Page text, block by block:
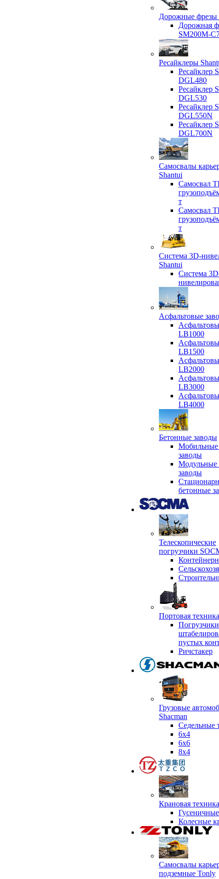
Дорожные фрезы
Дорожная
SM200M-
Ресайклеры
Ресайклер
DGL480
Ресайклер
DGL530
Ресайклер
DGL550N
Ресайклер
DGL700N
Самосвалы
Shantui
Самосвал
т
Самосвал
т
Система 3D-
Shantui
Система
Асфальтовые
LB1000
LB1500
LB2000
LB3000
LB4000
Бетонные заводы
Мобильные
заводы
Модульные
заводы
бетонные
Телескопические
погрузчики
Портовая
пустых
Ричстакер
Грузовые
Shacman
Седельные
6х4
6x6
8x4
Крановая
Колесные
Самосвалы
подземные Tonly